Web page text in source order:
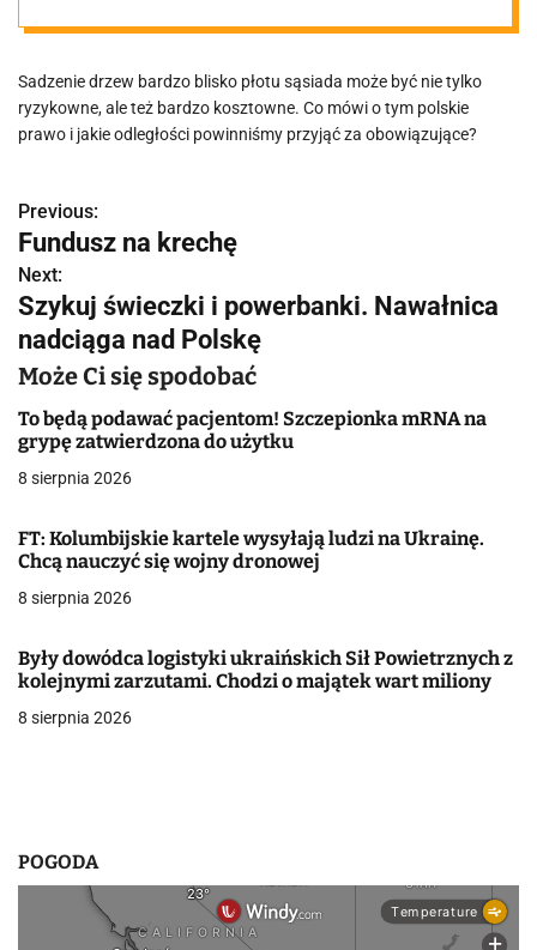
o tym pamiętać
Sadzenie drzew bardzo blisko płotu sąsiada może być nie tylko
ryzykowne, ale też bardzo kosztowne. Co mówi o tym polskie
prawo i jakie odległości powinniśmy przyjąć za obowiązujące?
N
a
w
i
a
c
j
p
i
Previous:
Fundusz na krechę
Next:
Szykuj świeczki i powerbanki. Nawałnica
nadciąga nad Polskę
Może Ci się spodobać
To będą podawać pacjentom! Szczepionka mRNA na
grypę zatwierdzona do użytku
8 sierpnia 2026
FT: Kolumbijskie kartele wysyłają ludzi na Ukrainę.
Chcą nauczyć się wojny dronowej
8 sierpnia 2026
Były dowódca logistyki ukraińskich Sił Powietrznych z
kolejnymi zarzutami. Chodzi o majątek wart miliony
8 sierpnia 2026
POGODA